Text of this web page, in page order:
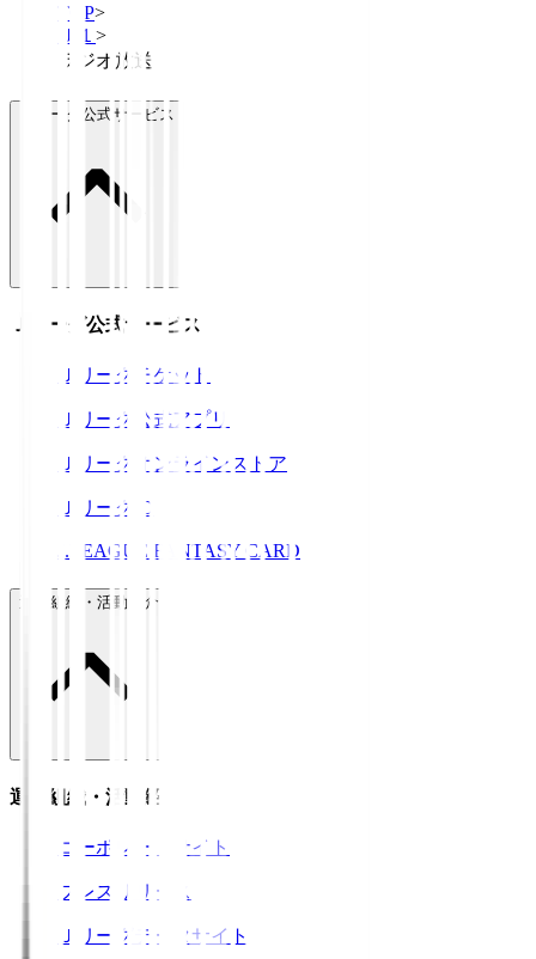
TOP>
Ｊ１ >
ラジオ放送
Ｊリーグ公式サービス
Ｊリーグ公式サービス
Ｊリーグチケット
Ｊリーグ公式アプリ
Ｊリーグオンラインストア
ＪリーグID
J.LEAGUE FANTASY CARD
運営組織・活動紹介
運営組織・活動紹介
コーポレートサイト
プレスリリース
Ｊリーグデータサイト